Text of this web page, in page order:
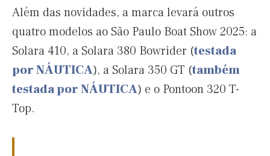
Além das novidades, a marca levará outros
quatro modelos ao São Paulo Boat Show 2025: a
Solara 410, a Solara 380 Bowrider (testada
por NÁUTICA), a Solara 350 GT (também
testada por NÁUTICA) e o Pontoon 320 T-
Top.